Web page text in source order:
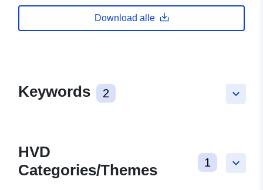
Download alle
keyboard_arrow_down
Keywords 2
keyboard_arrow_down
HVD
Categories/Themes
1